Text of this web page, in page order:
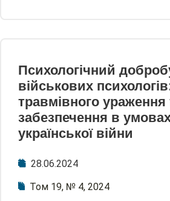
Психологічний
військових
травмівного ураження
забезпечення в
української війни
28.06.2024
Том 19, № 4, 2024